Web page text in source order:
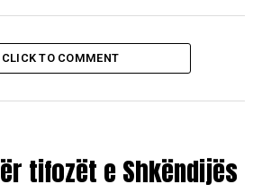
CLICK TO COMMENT
tifozët e Shkëndijës